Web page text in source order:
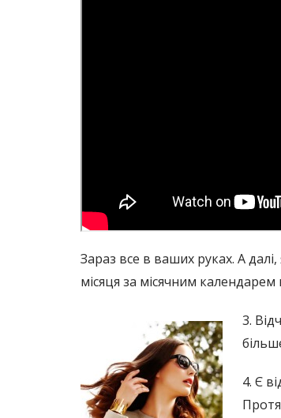
Зараз все в ваших руках. А
місяця за місячним
3.
4. Є